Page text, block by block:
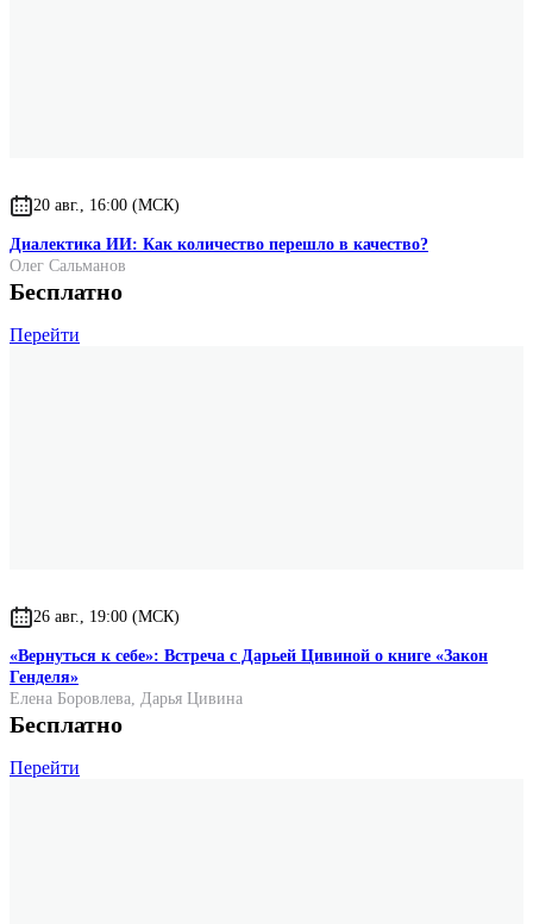
20 авг., 16:00 (МСК)
Диалектика ИИ: Как количество перешло в качество?
Олег Сальманов
Бесплатно
Перейти
26 авг., 19:00 (МСК)
«Вернуться к себе»: Встреча с Дарьей Цивиной о книге «Закон
Генделя»
Елена Боровлева, Дарья Цивина
Бесплатно
Перейти